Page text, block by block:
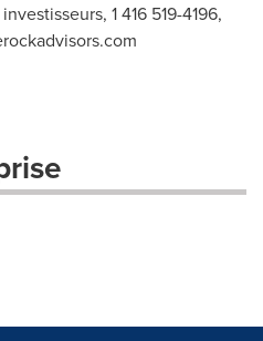
1 416 519-4196,